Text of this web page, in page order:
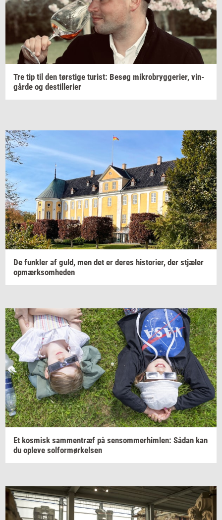
Tre tip til den tørsti­ge turist: Besøg mi­kro­bryg­ge­ri­er, vin­
går­de og destil­le­ri­er
De funk­ler af guld, men det er deres hi­sto­ri­er, der stjæ­ler
op­mærk­som­he­den
Et kos­misk sam­men­træf på sen­som­mer­him­len: Sådan kan
du op­le­ve sol­for­mør­kel­sen